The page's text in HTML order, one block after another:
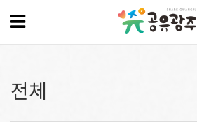
전체